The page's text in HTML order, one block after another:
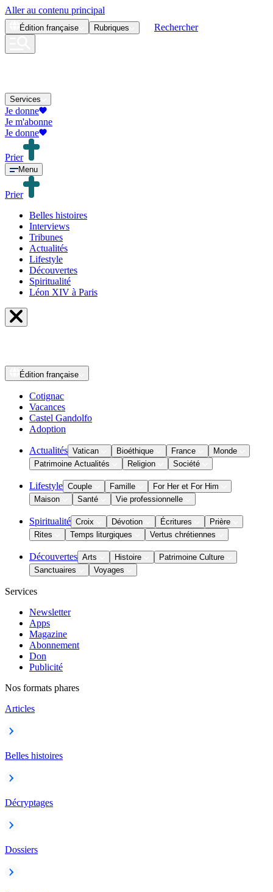
Aller au contenu principal
Édition française Rubriques Rechercher
Services
Je donne
Je m'abonne
Je donne
Prier
Menu
Prier
Belles histoires
Interviews
Tribunes
Actualités
Lifestyle
Découvertes
Spiritualité
Léon XIV à Paris
Édition française
Cotignac
Vacances
Castel Gandolfo
Adoption
Actualités Vatican Bioéthique France
Monde
Patrimoine Actualités
Religion Société
Lifestyle Couple Famille
For Her et For Him
Maison
Santé Vie professionnelle
Spiritualité Croix Dévotion Écritures
Prière
Rites
Temps liturgiques Vertus chrétiennes
Découvertes Arts Histoire
Patrimoine Culture
Sanctuaires
Voyages
Services
Newsletter
Apps
Magazine
Abonnement
Don
Publicité
Nos formats phares
Articles
Belles histoires
Décryptages
Dossiers